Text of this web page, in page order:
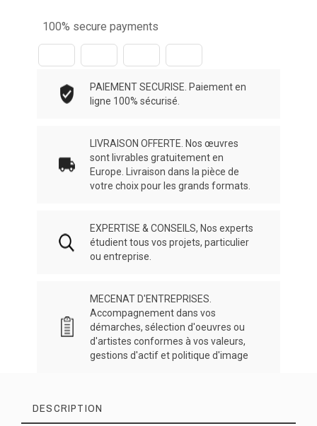
100% secure payments
PAIEMENT SECURISE. Paiement en
ligne 100% sécurisé.
LIVRAISON OFFERTE. Nos œuvres
sont livrables gratuitement en
Europe. Livraison dans la pièce de
votre choix pour les grands formats.
EXPERTISE & CONSEILS, Nos experts
étudient tous vos projets, particulier
ou entreprise.
MECENAT D'ENTREPRISES.
Accompagnement dans vos
démarches, sélection d'oeuvres ou
d'artistes conformes à vos valeurs,
gestions d'actif et politique d'image
DESCRIPTION